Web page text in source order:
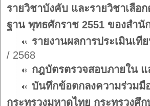
รายวิชาบังคับ และรายวิชาเลื
ฐาน พุทธศักราช 2551 ของสำนั
รายงานผลการประเมินเ
/ 2568
กฎบัตรตรวจสอบภายใน
บันทึกข้อตกลงความร่วมมื
กระทรวงมหาดไทย กระทรวงศึ